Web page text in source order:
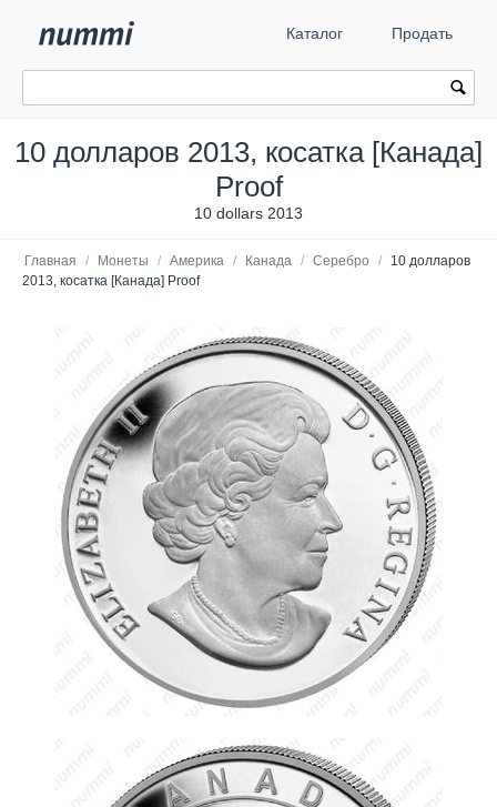
Каталог Продать
10 долларов 2013, косатка [Канада]
Proof
10 dollars 2013
Главная / Монеты / Америка / Канада / Серебро /
10 долларов
2013, косатка [Канада] Proof